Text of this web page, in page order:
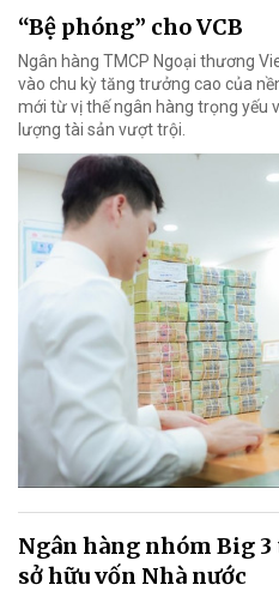
“Bệ phóng” cho VCB
Ngân hàng TMCP Ngoại thương
vào chu kỳ tăng trưởng cao của
mới từ vị thế ngân hàng trọng yếu
lượng tài sản vượt trội.
Ngân hàng nhóm Big
sở hữu vốn Nhà nước